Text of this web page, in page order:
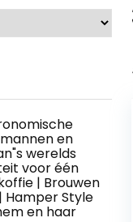
en
werelds
voor één
| Brouwen
Hamper Style
en haar